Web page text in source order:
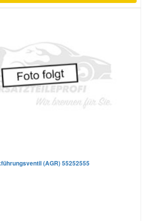
(AGR) 55252555